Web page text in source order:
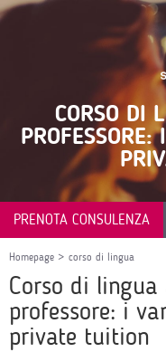
CORSO DI
PROFESSORE:
PRENOTA CONSULENZA
Homepage > corso di lingua
Corso di lingua
professore: i
private tuition